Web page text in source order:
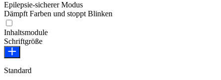
Epilepsie-sicherer Modus
Dämpft Farben und stoppt Blinken
Inhaltsmodule
Schriftgröße
Standard